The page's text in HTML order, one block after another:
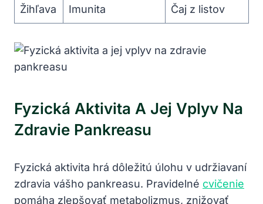
Žihľava Imunita Čaj ‌z listov
Fyzická Aktivita A Jej Vplyv Na
‍zdravie Pankreasu
Fyzická​ aktivita hrá dôležitú úlohu v udržiavaní
zdravia vášho pankreasu. Pravidelné cvičenie
pomáha ‌zlepšovať metabolizmus,⁤ znižovať